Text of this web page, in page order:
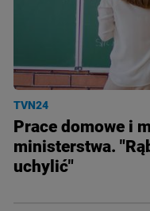
TVN24
Prace domowe i
ministerstwa.
uchylić"